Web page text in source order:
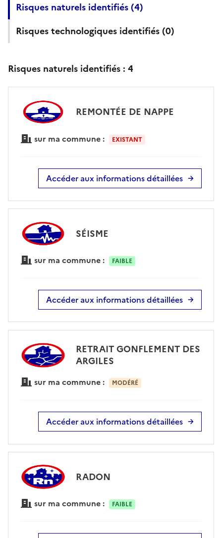
Risques naturels identifiés (4)
Risques technologiques identifiés (0)
Risques naturels identifiés : 4
REMONTÉE DE NAPPE
sur ma commune : EXISTANT
Accéder aux informations détaillées
SÉISME
sur ma commune : FAIBLE
Accéder aux informations détaillées
RETRAIT GONFLEMENT DES
ARGILES
sur ma commune : MODÉRÉ
Accéder aux informations détaillées
RADON
sur ma commune : FAIBLE